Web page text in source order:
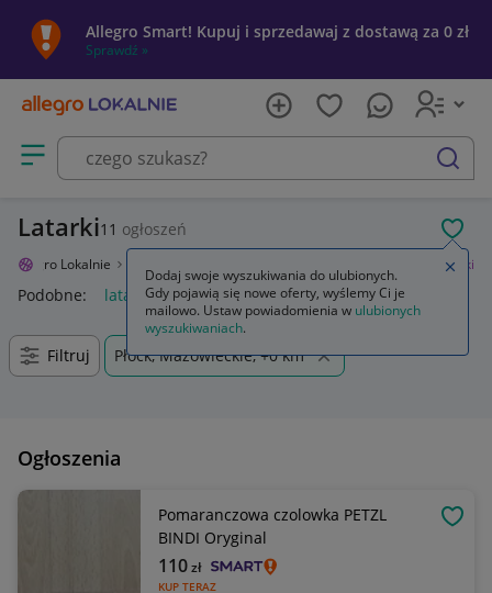
Allegro Smart! Kupuj i sprzedawaj z dostawą za 0 zł
Sprawdź »
Otwórz menu z kategoriami
szukaj
Latarki11 ogłoszeń
Allegro Lokalnie Latarki
Podobne: latarka latarka uv latarki czołowe latarka led
Filtruj Płock, Mazowieckie, +0 km
Ogłoszenia
Pomaranczowa czolowka PETZL
BINDI Oryginal
KUP TERAZ
110zł
Dodaj swoje wyszukiwania do ulubionych.
Gdy pojawią się nowe oferty, wyślemy Ci je
mailowo. Ustaw powiadomienia w ulubionych
wyszukiwaniach.